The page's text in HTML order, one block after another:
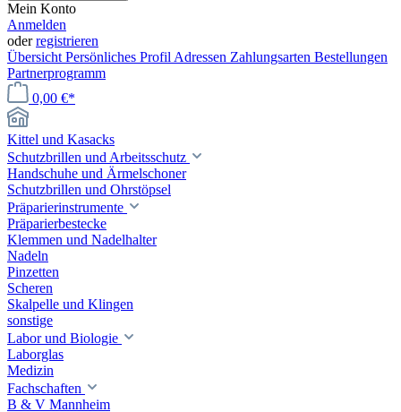
Mein Konto
Anmelden
oderregistrieren
Übersicht Persönliches Profil Adressen Zahlungsarten Bestellungen
Partnerprogramm
0,00 €*
Kittel und Kasacks
Schutzbrillen und Arbeitsschutz
Handschuhe und Ärmelschoner
Schutzbrillen und Ohrstöpsel
Präparierinstrumente
Präparierbestecke
Klemmen und Nadelhalter
Nadeln
Pinzetten
Scheren
Skalpelle und Klingen
sonstige
Labor und Biologie
Laborglas
Medizin
Fachschaften
B & V Mannheim